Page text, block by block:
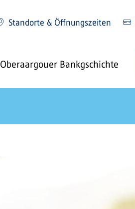
Standorte & Öffnungszeiten
Oberaargouer Bankgschichte